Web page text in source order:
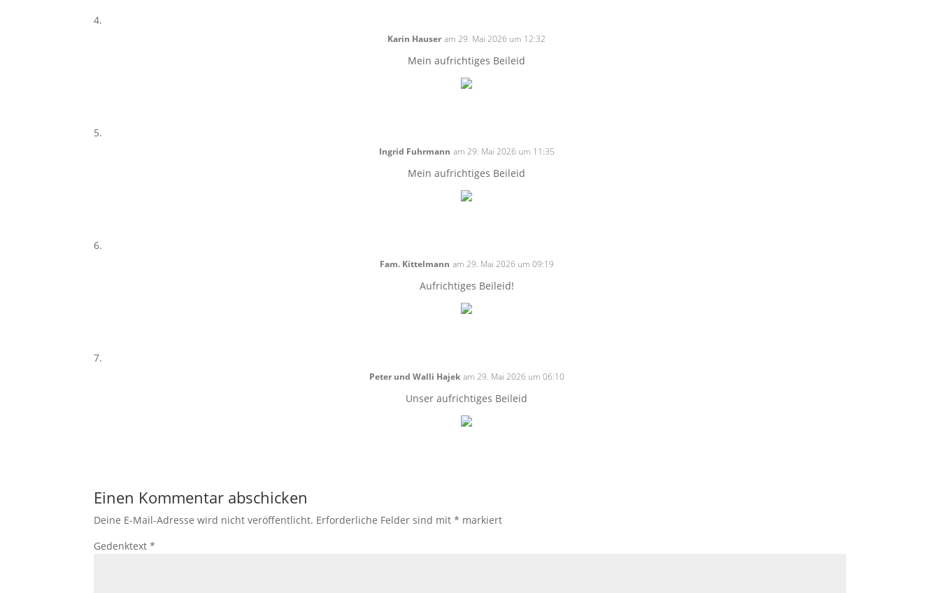
Karin Hauser am 29. Mai 2026 um 12:32
Mein aufrichtiges Beileid
Ingrid Fuhrmann am 29. Mai 2026 um 11:35
Mein aufrichtiges Beileid
Fam. Kittelmann am 29. Mai 2026 um 09:19
Aufrichtiges Beileid!
Peter und Walli Hajek am 29. Mai 2026 um 06:10
Unser aufrichtiges Beileid
Einen Kommentar abschicken
Deine E-Mail-Adresse wird nicht veröffentlicht. Erforderliche Felder sind mit* markiert
Gedenktext*